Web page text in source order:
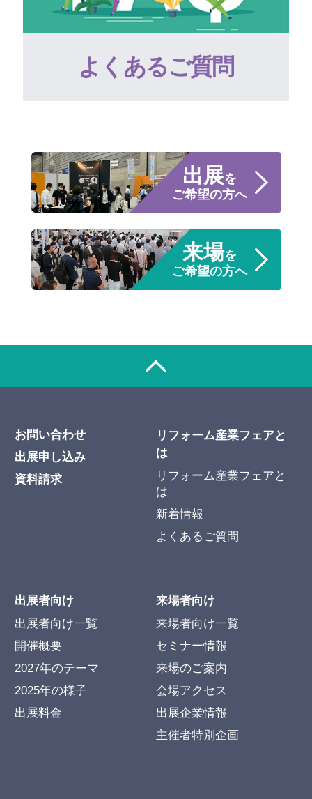
よくあるご質問
出展を
ご希望の方へ
来場を
ご希望の方へ
お問い合わせ
出展申し込み
資料請求
リフォーム産業フェアと
は
リフォーム産業フェアと
は
新着情報
よくあるご質問
出展者向け
出展者向け一覧
開催概要
2027年のテーマ
2025年の様子
出展料金
来場者向け
来場者向け一覧
セミナー情報
来場のご案内
会場アクセス
出展企業情報
主催者特別企画